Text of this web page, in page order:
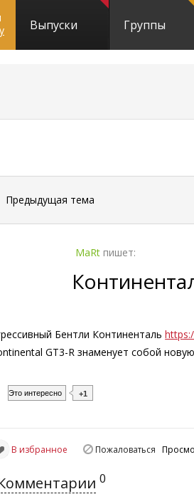
Выпуски Группы
Предыдущая тема
MaRt пишет:
Бентли Континенталь
GT3-R знаменует собой
Это интересно +1
В избранное Пожаловаться
0